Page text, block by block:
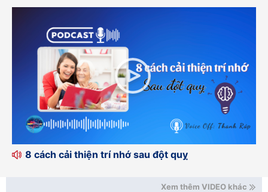
8 cách cải thiện trí nhớ sau đột quỵ
Xem thêm VIDEO khác